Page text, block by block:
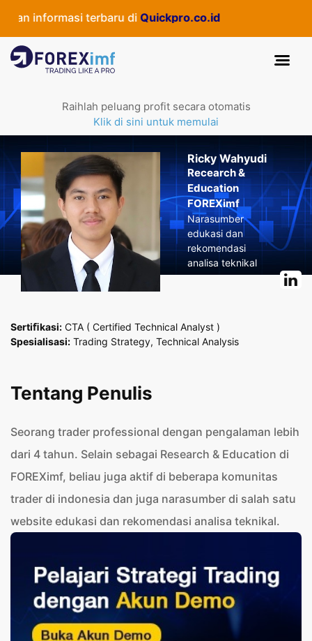
informasi terbaru diQuickpro.co.id
Raihlah peluang profit secara otomatis
Klik di sini untuk memulai
Ricky Wahyudi
Recearch &
Education
FOREXimf
Narasumber
edukasi dan
rekomendasi
analisa teknikal
Sertiﬁkasi: CTA ( Certified Technical Analyst )
Spesialisasi: Trading Strategy, Technical Analysis
Tentang Penulis
Seorang trader professional dengan pengalaman lebih
dari 4 tahun. Selain sebagai Research & Education di
FOREXimf, beliau juga aktif di beberapa komunitas
trader di indonesia dan juga narasumber di salah satu
website edukasi dan rekomendasi analisa teknikal.